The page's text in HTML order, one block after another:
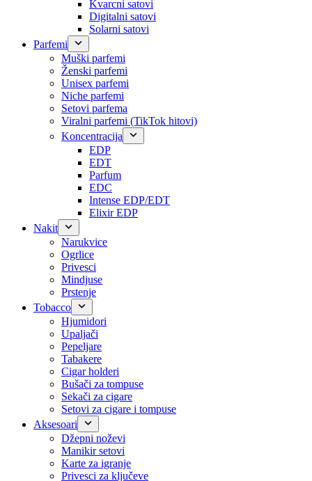
Kvarcni satovi
Digitalni satovi
Solarni satovi
Parfemi
Muški parfemi
Ženski parfemi
Unisex parfemi
Niche parfemi
Setovi parfema
Viralni parfemi (TikTok hitovi)
Koncentracija
EDP
EDT
Parfum
EDC
Intense EDP/EDT
Elixir EDP
Nakit
Narukvice
Ogrlice
Privesci
Mindjuse
Prstenje
Tobacco
Hjumidori
Upaljači
Pepeljare
Tabakere
Cigar holderi
Bušači za tompuse
Sekači za cigare
Setovi za cigare i tompuse
Aksesoari
Džepni noževi
Manikir setovi
Karte za igranje
Privesci za ključeve